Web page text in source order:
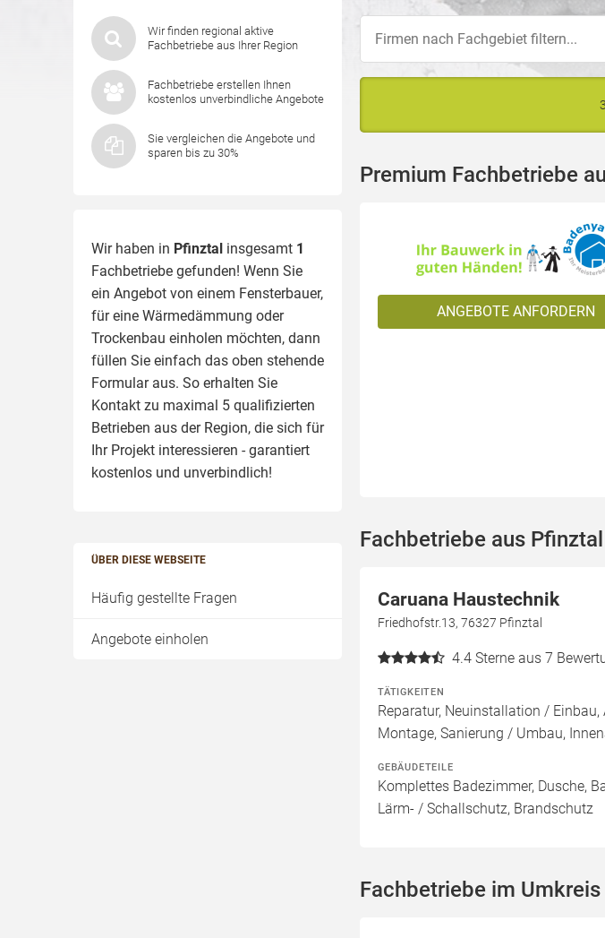
Wir finden regional aktive
Fachbetriebe aus Ihrer Region
Fachbetriebe erstellen Ihnen
kostenlos unverbindliche Angebote
Sie vergleichen die Angebote und
sparen bis zu 30%
Wir haben in Pfinztal insgesamt 1
Fachbetriebe gefunden! Wenn Sie
ein Angebot von einem Fensterbauer,
für eine Wärmedämmung oder
Trockenbau einholen möchten, dann
füllen Sie einfach das oben stehende
Formular aus. So erhalten Sie
Kontakt zu maximal 5 qualifizierten
Betrieben aus der Region, die sich für
Ihr Projekt interessieren - garantiert
kostenlos und unverbindlich!
ÜBER DIESE WEBSEITE
Häufig gestellte Fragen
Angebote einholen
Premium Fachbetriebe
ANGEBOTE ANFORDERN
Fachbetriebe aus Pfinztal
Caruana Haustechnik
Friedhofstr.13, 76327 Pfinztal
4.4 Sterne aus 7
TÄTIGKEITEN
Reparatur, Neuinstallation /
Montage, Sanierung / Umbau,
GEBÄUDETEILE
Komplettes Badezimmer, Dusche,
Lärm- / Schallschutz, Brandschutz
Fachbetriebe im Umkreis